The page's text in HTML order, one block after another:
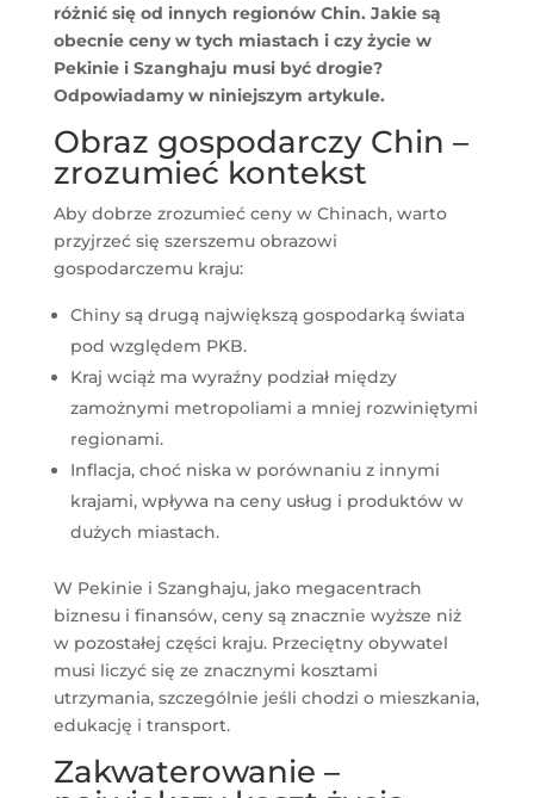
różnić się od innych regionów Chin. Jakie są
obecnie ceny w tych miastach i czy życie w
Pekinie i Szanghaju musi być drogie?
Odpowiadamy w niniejszym artykule.
Obraz gospodarczy Chin –
zrozumieć kontekst
Aby dobrze zrozumieć ceny w Chinach, warto
przyjrzeć się szerszemu obrazowi
gospodarczemu kraju:
Chiny są drugą największą gospodarką świata
pod względem PKB.
Kraj wciąż ma wyraźny podział między
zamożnymi metropoliami a mniej rozwiniętymi
regionami.
Inflacja, choć niska w porównaniu z innymi
krajami, wpływa na ceny usług i produktów w
dużych miastach.
W Pekinie i Szanghaju, jako megacentrach
biznesu i finansów, ceny są znacznie wyższe niż
w pozostałej części kraju. Przeciętny obywatel
musi liczyć się ze znacznymi kosztami
utrzymania, szczególnie jeśli chodzi o mieszkania,
edukację i transport.
Zakwaterowanie –